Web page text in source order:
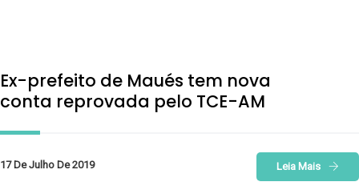
Ex-prefeito de Maués tem nova
conta reprovada pelo TCE-AM
17 De Julho De 2019 Leia Mais